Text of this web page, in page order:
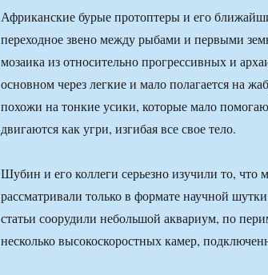
Африканские бурые протоптеры и его
переходное звено между рыбами и первыми
мозаика из относительно прогрессивных и
основном через легкие и мало полагается на
похожи на тонкие усики, которые мало
двигаются как угри, изгибая все свое тело.
Шубин и его коллеги серьезно изучили то, что
рассматривали только в формате научной
статьи соорудили небольшой аквариум, по
несколько высокоскоростных камер,